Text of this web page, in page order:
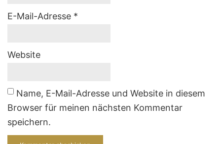
E-Mail-Adresse *
Website
Name, E-Mail-Adresse und Website in diesem
Browser für meinen nächsten Kommentar
speichern.